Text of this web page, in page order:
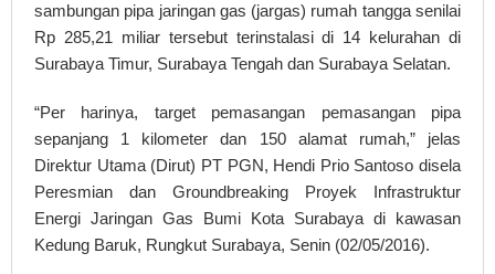
sambungan pipa jaringan gas (jargas) rumah tangga senilai
Rp 285,21 miliar tersebut terinstalasi di 14 kelurahan di
Surabaya Timur, Surabaya Tengah dan Surabaya Selatan.
“Per harinya, target pemasangan pemasangan pipa
sepanjang 1 kilometer dan 150 alamat rumah,” jelas
Direktur Utama (Dirut) PT PGN, Hendi Prio Santoso disela
Peresmian dan Groundbreaking Proyek Infrastruktur
Energi Jaringan Gas Bumi Kota Surabaya di kawasan
Kedung Baruk, Rungkut Surabaya, Senin (02/05/2016).